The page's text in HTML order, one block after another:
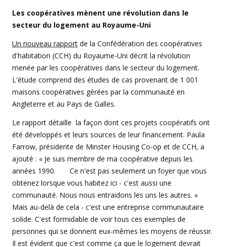
Les coopératives mènent une révolution dans le
secteur du logement au Royaume-Uni
Un nouveau rapport de la Confédération des coopératives
d'habitation (CCH) du Royaume-Uni décrit la révolution
menée par les coopératives dans le secteur du logement.
L'étude comprend des études de cas provenant de 1 001
maisons coopératives gérées par la communauté en
Angleterre et au Pays de Galles.
Le rapport détaille la façon dont ces projets coopératifs ont
été développés et leurs sources de leur financement. Paula
Farrow, présidente de Minster Housing Co-op et de CCH, a
ajouté : « Je suis membre de ma coopérative depuis les
années 1990. Ce n'est pas seulement un foyer que vous
obtenez lorsque vous habitez ici - c'est aussi une
communauté. Nous nous entraidons les uns les autres. «
Mais au-delà de cela - c'est une entreprise communautaire
solide. C'est formidable de voir tous ces exemples de
personnes qui se donnent eux-mêmes les moyens de réussir.
Il est évident que c'est comme ça que le logement devrait